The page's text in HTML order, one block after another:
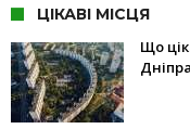
ЦІКАВІ МІСЦЯ
Що